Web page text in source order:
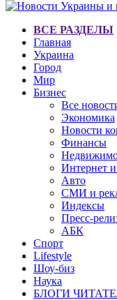
ВСЕ РАЗДЕЛЫ
Главная
Украина
Город
Мир
Бизнес
Все
Экономика
Новости
Финансы
Интернет
Авто
СМИ и
Индексы
Пресс-
АБК
Спорт
Lifestyle
Шоу-биз
Наука
БЛОГИ